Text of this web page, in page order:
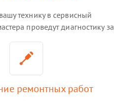
технику в сервисный
проведут диагностику за
ремонтных работ